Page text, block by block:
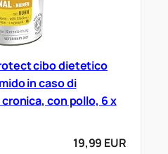
cibo dietetico
in caso di
con pollo, 6 x
19,99 EUR